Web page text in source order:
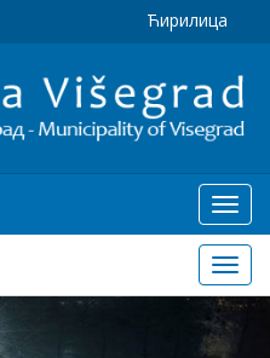
Ћирилица
Glavni
meni